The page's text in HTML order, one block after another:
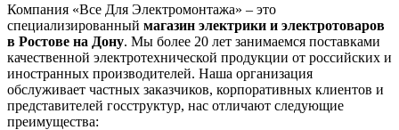
Компания «Все Для Электромонтажа» – это
специализированный магазин электрики и электротоваров
в Ростове на Дону. Мы более 20 лет занимаемся поставками
качественной электротехнической продукции от российских и
иностранных производителей. Наша организация
обслуживает частных заказчиков, корпоративных клиентов и
представителей госструктур, нас отличают следующие
преимущества: